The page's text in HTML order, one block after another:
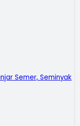
Semer, Seminyak